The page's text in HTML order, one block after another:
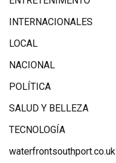
INTERNACIONALES
LOCAL
NACIONAL
POLÍTICA
SALUD Y BELLEZA
TECNOLOGÍA
waterfrontsouthport.co.uk